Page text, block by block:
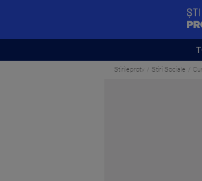
Stirileprotv Stiri Sociale